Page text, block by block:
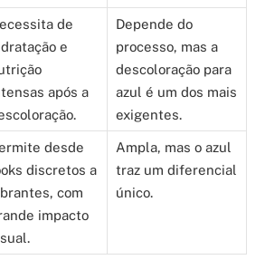
de
e
após a
Depende do
processo, mas a
descoloração para
azul é um dos mais
exigentes.
desde
discretos a
com
impacto
Ampla, mas o azul
traz um diferencial
único.